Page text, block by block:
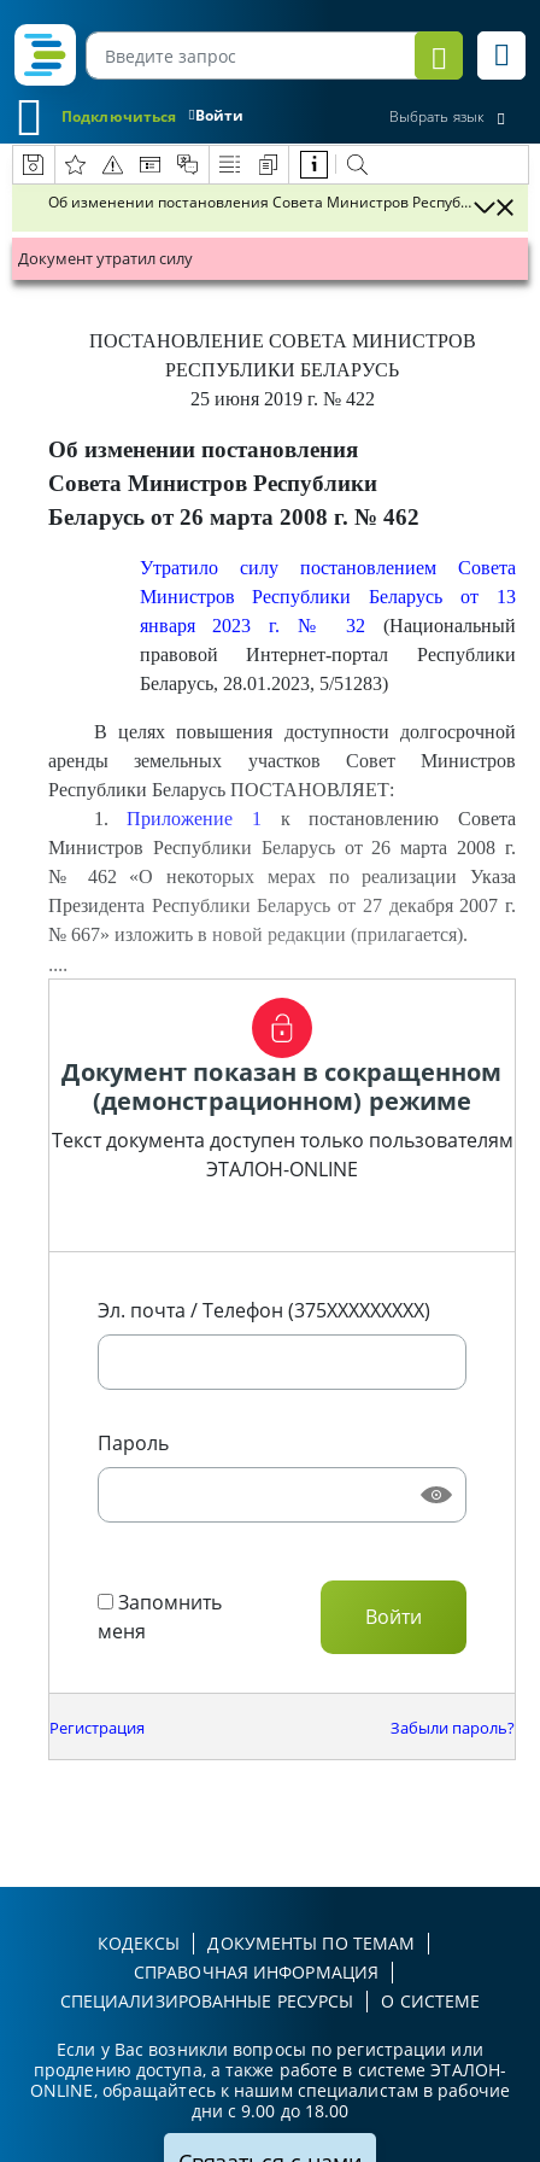
Войти
Подключиться Выбрать язык
Об изменении постановления Совета Министров Республики
Документ утратил силу
ПОСТАНОВЛЕНИЕ СОВЕТА МИНИСТРОВ
РЕСПУБЛИКИ БЕЛАРУСЬ
25 июня 2019 г. № 422
Об изменении постановления
Совета Министров Республики
Беларусь от 26 марта 2008 г. № 462
Утратило силу постановлением Совета
Министров Республики Беларусь от 13
января 2023 г. № 32 (Национальный
правовой Интернет-портал Республики
Беларусь, 28.01.2023, 5/51283)
В целях повышения доступности долгосрочной
аренды земельных участков Совет Министров
Республики Беларусь ПОСТАНОВЛЯЕТ:
1.Приложение 1
к постановлению Совета
Министров Республики Беларусь от 26 марта 2008 г.
№ 462 «О некоторых мерах по реализации Указа
Президента Республики Беларусь от 27 декабря 2007 г.
№ 667» изложить в новой редакции (прилагается).
....
Документ показан в сокращенном
(демонстрационном) режиме
Текст документа доступен только пользователям
ЭТАЛОН-ONLINE
Эл. почта / Телефон (375XXXXXXXXX)
Пароль
Запомнить
меня
Регистрация Забыли пароль?
КОДЕКСЫ
ДОКУМЕНТЫ ПО ТЕМАМ
СПРАВОЧНАЯ ИНФОРМАЦИЯ
СПЕЦИАЛИЗИРОВАННЫЕ РЕСУРСЫ
О СИСТЕМЕ
Если у Вас возникли вопросы по регистрации или
продлению доступа, а также работе в системе ЭТАЛОН-
ONLINE, обращайтесь к нашим специалистам в рабочие
дни с 9.00 до 18.00